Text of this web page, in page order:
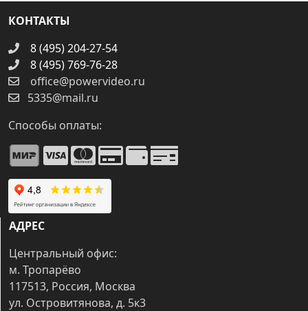
КОНТАКТЫ
8 (495) 204-27-54
8 (495) 769-76-28
office@powervideo.ru
5335@mail.ru
Способы оплаты:
АДРЕС
Центральный офис:
м. Тропарёво
117513, Россия, Москва
ул. Островитянова, д. 5к3